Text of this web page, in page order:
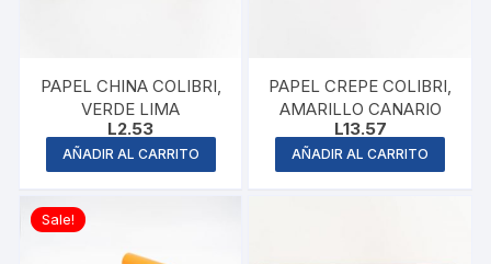
PAPEL CHINA COLIBRI,
VERDE LIMA
L2.53
AÑADIR AL CARRITO
PAPEL CREPE COLIBRI,
AMARILLO CANARIO
L13.57
AÑADIR AL CARRITO
Sale!